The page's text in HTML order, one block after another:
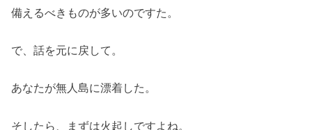
備えるべきものが多いのですた。
で、話を元に戻して。
あなたが無人島に漂着した。
そしたら、まずは火起しですよね。